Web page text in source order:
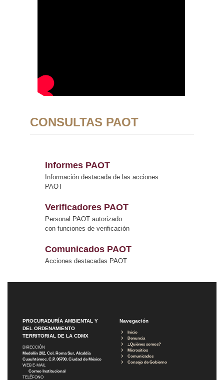
CONSULTAS PAOT
Informes PAOT
Información destacada de las acciones
PAOT
Verificadores PAOT
Personal PAOT autorizado
con funciones de verificación
Comunicados PAOT
Acciones destacadas PAOT
PROCURADURÍA AMBIENTAL Y
DEL ORDENAMIENTO
TERRITORIAL DE LA CDMX
DIRECCIÓN
Medellín 202, Col. Roma Sur, Alcaldía
Cuauhtémoc, C.P. 06700, Ciudad de México
WEB E-MAIL
Correo Institucional
TELÉFONO
Navegación
Inicio
Denuncia
¿Quiénes somos?
Micrositios
Comunicados
Consejo de Gobierno